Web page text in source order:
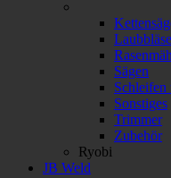
Sägen
Schleifen
Sonstiges
Trimmer
Zubehör
Ryobi
JB Weld